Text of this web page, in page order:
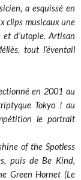
a esquissé en
clips musicaux une
d’utopie. Artisan
tout l’éventail
en 2001 au
Tokyo ! au
le portrait
of the Spotless
puis de Be Kind,
Green Hornet (Le